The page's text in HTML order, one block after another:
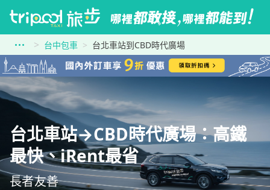
台中包車 台北車站到CBD時代廣場
台北車站→CBD時代廣場：高鐵
最快、iRent最省
長者友善